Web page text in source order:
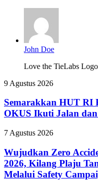
John Doe
Love the TieLabs
Semarakkan
RI
KE-
81,
dan
OKUS
Ikuti
Jalan
9 Agustus 2026
Semarakkan HUT RI
OKUS Ikuti Jalan dan
Wujudkan
Accident
Selama
Pit
Stop
7 Agustus 2026
Wujudkan Zero
2026, Kilang Plaju
Melalui Safety